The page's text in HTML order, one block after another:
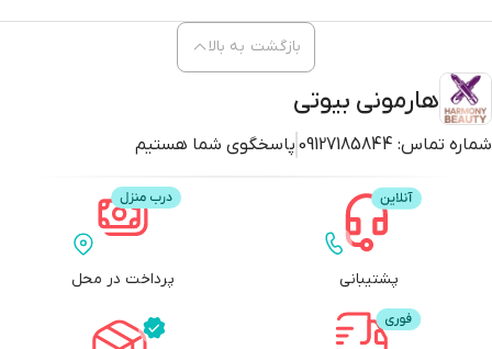
ایجاد می‌کنند.
ماندگاری طولانی: مناسب برای ساعت‌های طولانی، مهمانی‌ها و
موقعیت‌هایی که به آرایش بادوام نیاز دارید.
ترکیب مات و براق: وجود رنگ‌های مات برای ایجاد عمق و رنگ‌های متالیک
و شاین برای درخشش، این پالت را کامل و حرفه‌ای کرده است.
بسته‌بندی شیک و جمع‌وجور: طراحی کوچک و سبک پالت حمل آن را آسان
طلایی براق و لوکس
هارمونی بیوتی
شماره تماس: 09127185844 پاسخگوی شما هستیم
بازگشت به بالا
پشتیبانی پرداخت در محل